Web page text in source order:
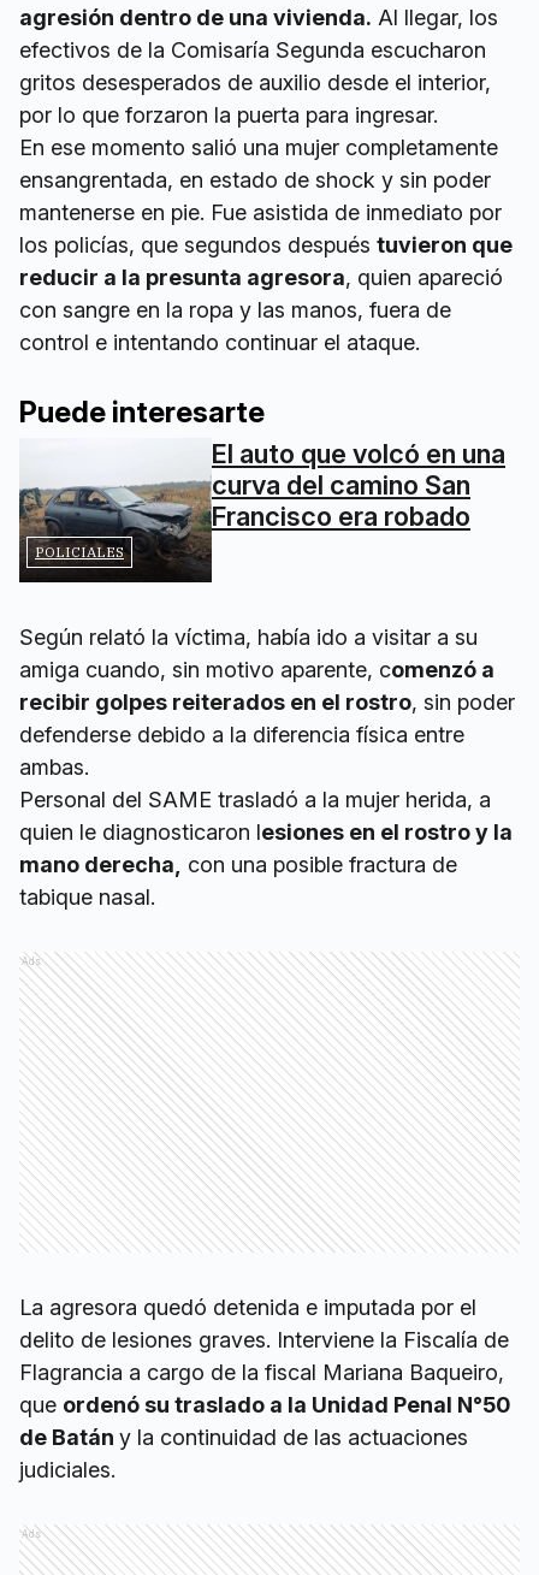
agresión dentro de una vivienda. Al llegar, los
efectivos de la Comisaría Segunda escucharon
gritos desesperados de auxilio desde el interior,
por lo que forzaron la puerta para ingresar.
En ese momento salió una mujer completamente
ensangrentada, en estado de shock y sin poder
mantenerse en pie. Fue asistida de inmediato por
los policías, que segundos después tuvieron que
reducir a la presunta agresora, quien apareció
con sangre en la ropa y las manos, fuera de
control e intentando continuar el ataque.
Puede interesarte
POLICIALES
El auto que volcó en una
curva del camino San
Francisco era robado
Según relató la víctima, había ido a visitar a su
amiga cuando, sin motivo aparente, comenzó a
recibir golpes reiterados en el rostro, sin poder
defenderse debido a la diferencia física entre
ambas.
Personal del SAME trasladó a la mujer herida, a
quien le diagnosticaron lesiones en el rostro y la
mano derecha,
con una posible fractura de
tabique nasal.
Ads
La agresora quedó detenida e imputada por el
delito de lesiones graves. Interviene la Fiscalía de
Flagrancia a cargo de la fiscal Mariana Baqueiro,
que ordenó su traslado a la Unidad Penal N°50
de Batán y la continuidad de las actuaciones
judiciales.
Ads